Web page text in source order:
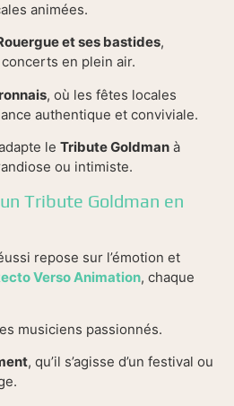
animées.
et ses bastides,
en plein air.
, où les fêtes locales
authentique et conviviale.
le Tribute Goldman à
ou intimiste.
Tribute Goldman en
repose sur l’émotion et
Verso Animation, chaque
musiciens passionnés.
, qu’il s’agisse d’un festival ou